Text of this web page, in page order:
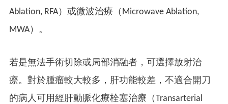
Ablation, RFA）或微波治療（Microwave Ablation,
MWA）。
若是無法手術切除或局部消融者，可選擇放射治
療。對於腫瘤較大較多，肝功能較差，不適合開刀
的病人可用經肝動脈化療栓塞治療（Transarterial